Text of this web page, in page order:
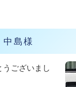
島様
ございまし